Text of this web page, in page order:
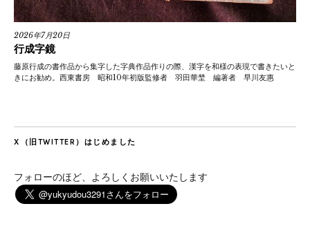
2026年7月20日
行成字鏡
藤原行成の書作品から集字した字典作品作りの際、漢字を和様の表現で書きたいと
きにお勧め。西東書房 昭和10年初版監修者 羽田華埜 編著者 早川友惠
X（旧TWITTER）はじめました
フォローのほど、よろしくお願いいたします